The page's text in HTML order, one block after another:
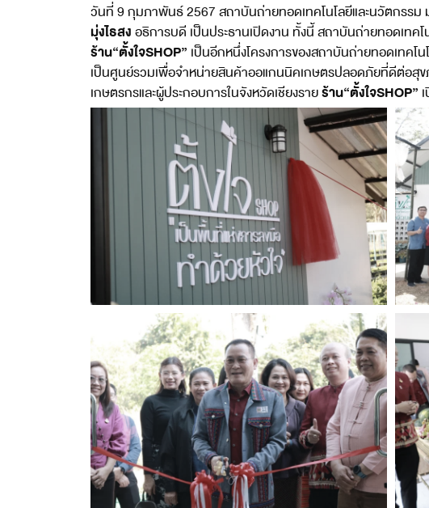
วันที่ 9 กุมภาพันธ์ 2567 สถาบันถ่ายทอดเทคโนโลยีและนวัตกรรม
มุ่งไธสงอธิการบดี เป็นประธานเปิดงาน ทั้งนี้ สถาบันถ่ายทอดเท
ร้าน“ตั้งใจSHOP” เป็นอีกหนึ่งโครงการของสถาบันถ่ายทอดเทค
เป็นศูนย์รวมเพื่อจำหน่ายสินค้าออแกนนิคเกษตรปลอดภัยที่ดีต่อ
เกษตรกรและผู้ประกอบการในจังหวัดเชียงรายร้าน“ตั้งใจSHOP”